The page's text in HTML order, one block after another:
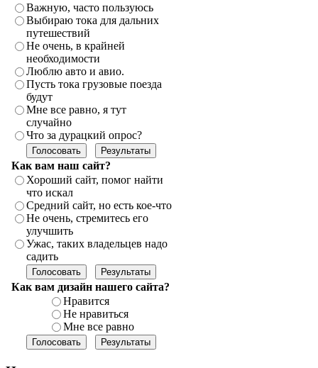
Важную, часто пользуюсь
Выбираю тока для дальних
путешествий
Не очень, в крайней
необходимости
Люблю авто и авио.
Пусть тока грузовые поезда
будут
Мне все равно, я тут
случайно
Что за дурацкий опрос?
Как вам наш сайт?
Хороший сайт, помог найти
что искал
Средний сайт, но есть кое-что
Не очень, стремитесь его
улучшить
Ужас, таких владельцев надо
садить
Как вам дизайн нашего сайта?
Нравится
Не нравиться
Мне все равно